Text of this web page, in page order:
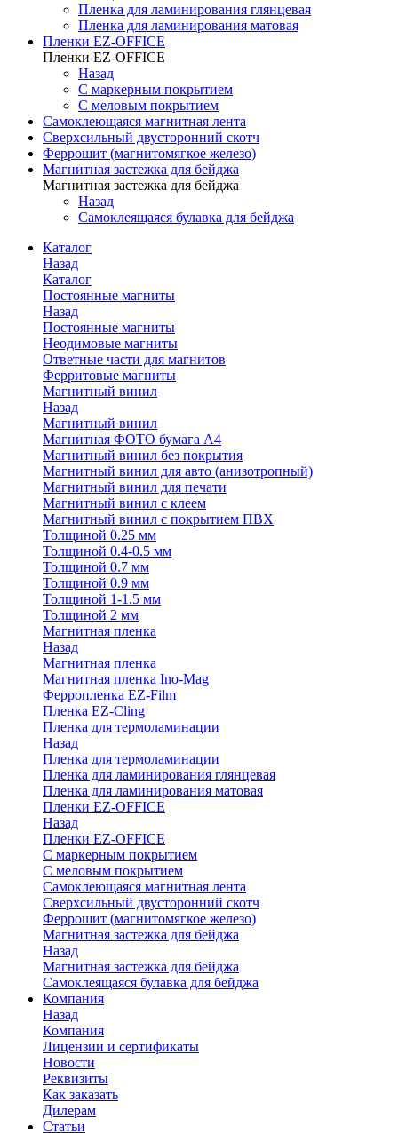
Пленка для ламинирования глянцевая
Пленка для ламинирования матовая
Пленки EZ-OFFICE
Пленки EZ-OFFICE
Назад
С маркерным покрытием
С меловым покрытием
Самоклеющаяся магнитная лента
Сверхсильный двусторонний скотч
Феррошит (магнитомягкое железо)
Магнитная застежка для бейджа
Магнитная застежка для бейджа
Назад
Самоклеящаяся булавка для бейджа
Каталог
Назад
Каталог
Постоянные магниты
Назад
Постоянные магниты
Неодимовые магниты
Ответные части для магнитов
Ферритовые магниты
Магнитный винил
Назад
Магнитный винил
Магнитная ФОТО бумага А4
Магнитный винил без покрытия
Магнитный винил для авто (анизотропный)
Магнитный винил для печати
Магнитный винил с клеем
Магнитный винил с покрытием ПВХ
Толщиной 0.25 мм
Толщиной 0.4-0.5 мм
Толщиной 0.7 мм
Толщиной 0.9 мм
Толщиной 1-1.5 мм
Толщиной 2 мм
Магнитная пленка
Назад
Магнитная пленка
Магнитная пленка Ino-Mag
Ферропленка EZ-Film
Пленка EZ-Cling
Пленка для термоламинации
Назад
Пленка для термоламинации
Пленка для ламинирования глянцевая
Пленка для ламинирования матовая
Пленки EZ-OFFICE
Назад
Пленки EZ-OFFICE
С маркерным покрытием
С меловым покрытием
Самоклеющаяся магнитная лента
Сверхсильный двусторонний скотч
Феррошит (магнитомягкое железо)
Магнитная застежка для бейджа
Назад
Магнитная застежка для бейджа
Самоклеящаяся булавка для бейджа
Компания
Назад
Компания
Лицензии и сертификаты
Новости
Реквизиты
Как заказать
Дилерам
Статьи